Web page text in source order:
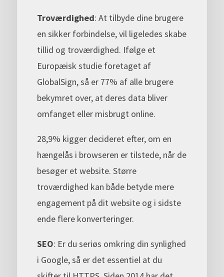
Troværdighed: At tilbyde dine brugere
en sikker forbindelse, vil ligeledes skabe
tillid og troværdighed. Ifølge et
Europæisk studie foretaget af
GlobalSign, så er 77% af alle brugere
bekymret over, at deres data bliver
omfanget eller misbrugt online.
28,9% kigger decideret efter, om en
hængelås i browseren er tilstede, når de
besøger et website. Større
troværdighed kan både betyde mere
engagement på dit website og i sidste
ende flere konverteringer.
SEO: Er du seriøs omkring din synlighed
i Google, så er det essentiel at du